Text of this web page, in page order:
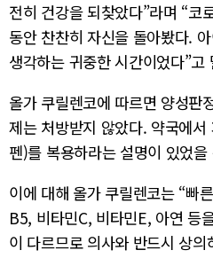
전히 건강을 되찾았다”라며 “코
동안 찬찬히 자신을 돌아봤다.
생각하는 귀중한 시간이었다”고
올가 쿠릴렌코에 따르면 양성판
제는 처방받지 않았다. 약국에
펜)를 복용하라는 설명이 있었을
이에 대해 올가 쿠릴렌코는 “빠
B5, 비타민C, 비타민E, 아연 등
이 다르므로 의사와 반드시 상